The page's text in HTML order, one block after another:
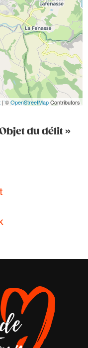
| ©OpenStreetMapContributors
du délit »